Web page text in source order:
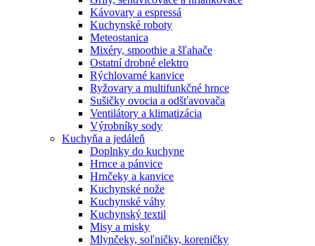
Kávovary a espressá
Kuchynské roboty
Meteostanica
Mixéry, smoothie a šľahače
Ostatní drobné elektro
Rýchlovarné kanvice
Ryžovary a multifunkčné hrnce
Sušičky ovocia a odšťavovača
Ventilátory a klimatizácia
Výrobníky sody
Kuchyňa a jedáleň
Doplnky do kuchyne
Hrnce a pánvice
Hrnčeky a kanvice
Kuchynské nože
Kuchynské váhy
Kuchynský textil
Misy a misky
Mlynčeky, soľničky, koreničky